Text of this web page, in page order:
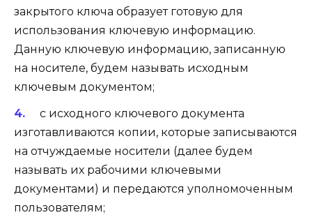
закрытого ключа образует готовую для
использования ключевую информацию.
Данную ключевую информацию, записанную
на носителе, будем называть исходным
ключевым документом;
с исходного ключевого документа
изготавливаются копии, которые записываются
на отчуждаемые носители (далее будем
называть их рабочими ключевыми
документами) и передаются уполномоченным
пользователям;